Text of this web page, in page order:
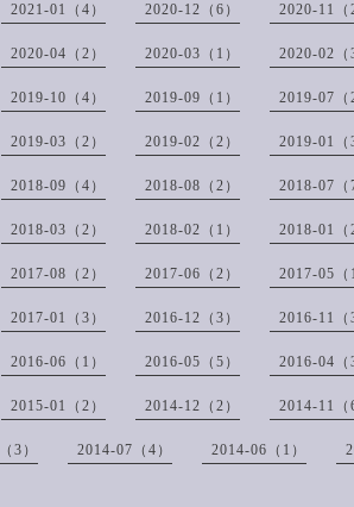
2021-01（4） 2020-12（6） 2020-11（2
2020-04（2） 2020-03（1） 2020-02（3
2019-10（4） 2019-09（1） 2019-07（2
2019-03（2） 2019-02（2） 2019-01（3
2018-09（4） 2018-08（2） 2018-07（7
2018-03（2） 2018-02（1） 2018-01（2
2017-08（2） 2017-06（2） 2017-05（1
2017-01（3） 2016-12（3） 2016-11（3
2016-06（1） 2016-05（5） 2016-04（3
2015-01（2） 2014-12（2） 2014-11（6
3） 2014-07（4） 2014-06（1）